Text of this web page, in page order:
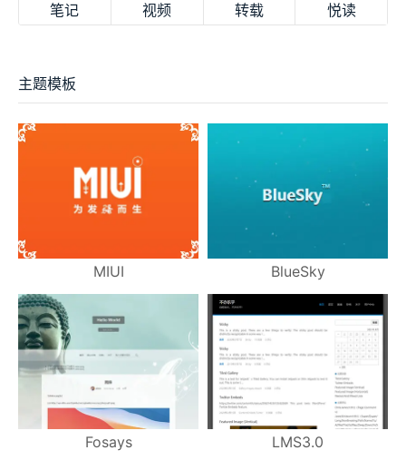
笔记
视频 转载 悦读
主题模板
MIUI BlueSky
Fosays LMS3.0